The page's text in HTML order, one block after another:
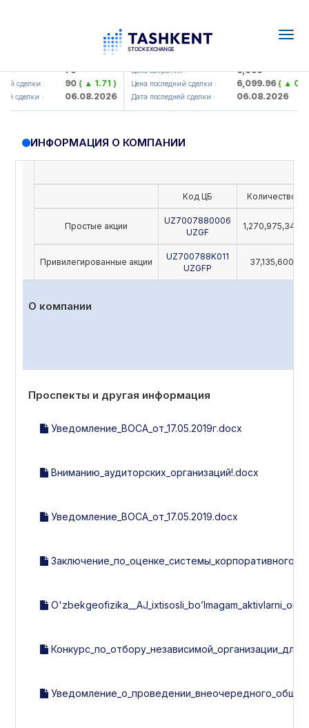
: 79
сделки : 90( ▲ 1.71 )
сделки : 06.08.2026
UZMK (<O'zmetkombinat> AJ)
Цена закрытия : 6,099
Цена последний сделки : 6,099.96( ▲ 0.08
Дата последней сделки : 06.08.2026
ИНФОРМАЦИЯ О КОМПАНИИ
Код ЦБ Количество
Простые акции
UZ7007880006
UZGF
1,270,975,342
Привилегированные акции
UZ700788K011
UZGFP
37,135,600
О компании
Проспекты и другая информация
Уведомление_ВОСА_от_17.05.2019г.docx
Вниманию_аудиторских_организаций!.docx
Уведомление_ВОСА_от_17.05.2019.docx